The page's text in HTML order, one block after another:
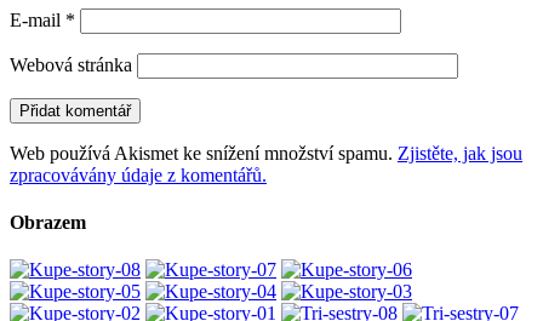
E-mail *
Webová stránka
Web používá Akismet ke snížení množství spamu. Zjistěte, jak jsou
zpracovávány údaje z komentářů.
Obrazem